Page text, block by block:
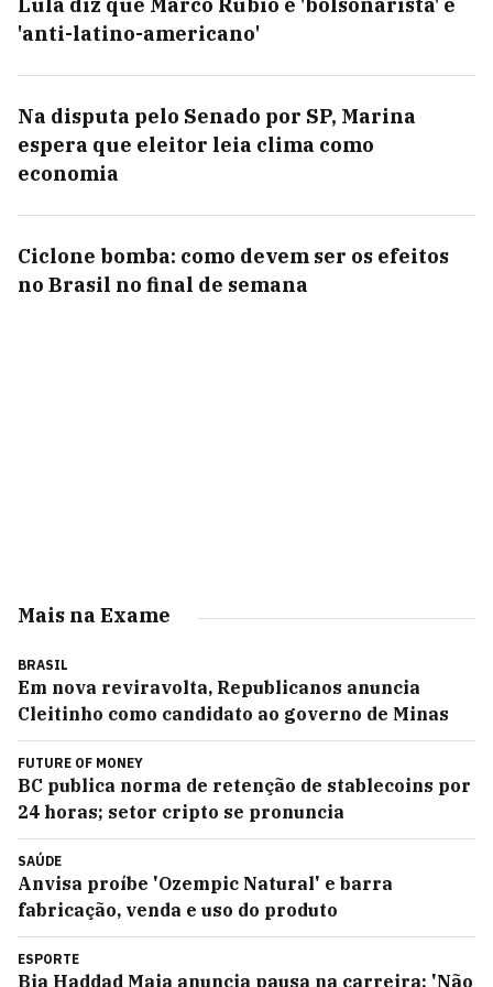
'anti-latino-americano'
Na disputa pelo Senado por SP, Marina
espera que eleitor leia clima como
economia
Ciclone bomba: como devem ser os efeitos
no Brasil no final de semana
Mais na Exame
BRASIL
Em nova reviravolta, Republicanos anuncia
Cleitinho como candidato ao governo de Minas
FUTURE OF MONEY
BC publica norma de retenção de stablecoins por
24 horas; setor cripto se pronuncia
SAÚDE
Anvisa proíbe 'Ozempic Natural' e barra
fabricação, venda e uso do produto
ESPORTE
Bia Haddad Maia anuncia pausa na carreira: 'Não